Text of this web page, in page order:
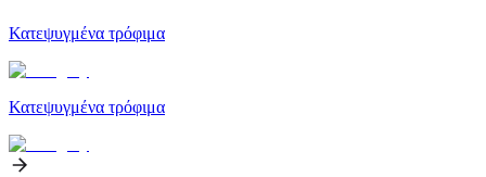
Κατεψυγμένα τρόφιμα
Κατεψυγμένα τρόφιμα